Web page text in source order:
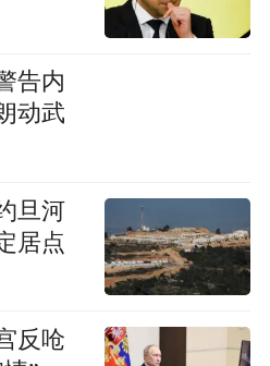
告内
动武
旦河
居点
反呛